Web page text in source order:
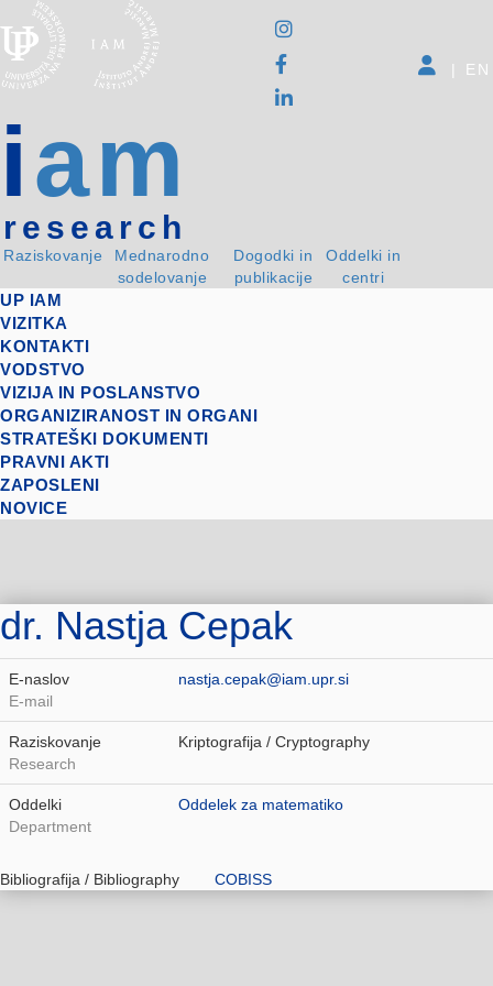
iam
research
Raziskovanje
Mednarodno
sodelovanje
Dogodki in
publikacije
Oddelki in
centri
| EN
UP IAM
VIZITKA
KONTAKTI
VODSTVO
VIZIJA IN POSLANSTVO
ORGANIZIRANOST IN ORGANI
STRATEŠKI DOKUMENTI
PRAVNI AKTI
ZAPOSLENI
NOVICE
dr. Nastja Cepak
E-naslov
E-mail
nastja.cepak@iam.upr.si
Raziskovanje
Research
Kriptografija / Cryptography
Oddelki
Department
Oddelek za matematiko
Bibliografija / Bibliography COBISS